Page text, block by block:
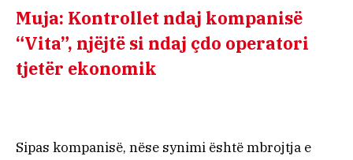
Muja: Kontrollet ndaj kompanisë
“Vita”, njëjtë si ndaj çdo operatori
tjetër ekonomik
Sipas kompanisë, nëse synimi është mbrojtja e